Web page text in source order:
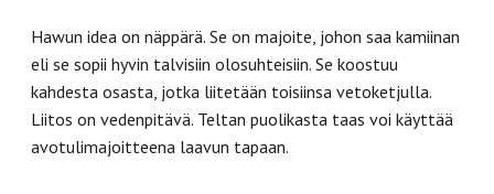
Hawun idea on näppärä. Se on majoite, johon saa kamiinan
eli se sopii hyvin talvisiin olosuhteisiin. Se koostuu
kahdesta osasta, jotka liitetään toisiinsa vetoketjulla.
Liitos on vedenpitävä. Teltan puolikasta taas voi käyttää
avotulimajoitteena laavun tapaan.